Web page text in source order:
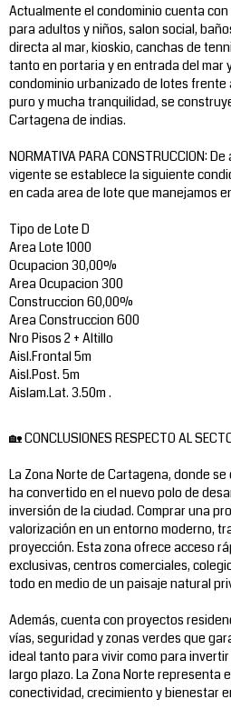
Actualmente el condominio cuenta
para adultos y niños, salon social,
directa al mar, kioskio, canchas de
tanto en portaria y en entrada del mar
condominio urbanizado de lotes frente
puro y mucha tranquilidad, se
Cartagena de indias.
NORMATIVA PARA CONSTRUCCION:
vigente se establece la siguiente
en cada area de lote que manejamos
Tipo de Lote D
Area Lote 1000
Ocupacion 30,00%
Area Ocupacion 300
Construccion 60,00%
Area Construccion 600
Nro Pisos 2 + Altillo
Aisl.Frontal 5m
Aisl.Post. 5m
Aislam.Lat. 3.50m .
🏡 CONCLUSIONES RESPECTO AL
La Zona Norte de Cartagena, donde
ha convertido en el nuevo polo de
inversión de la ciudad. Comprar una
valorización en un entorno moderno,
proyección. Esta zona ofrece acceso
exclusivas, centros comerciales,
todo en medio de un paisaje natural
Además, cuenta con proyectos
vías, seguridad y zonas verdes que
ideal tanto para vivir como para
largo plazo. La Zona Norte representa
conectividad, crecimiento y bienestar